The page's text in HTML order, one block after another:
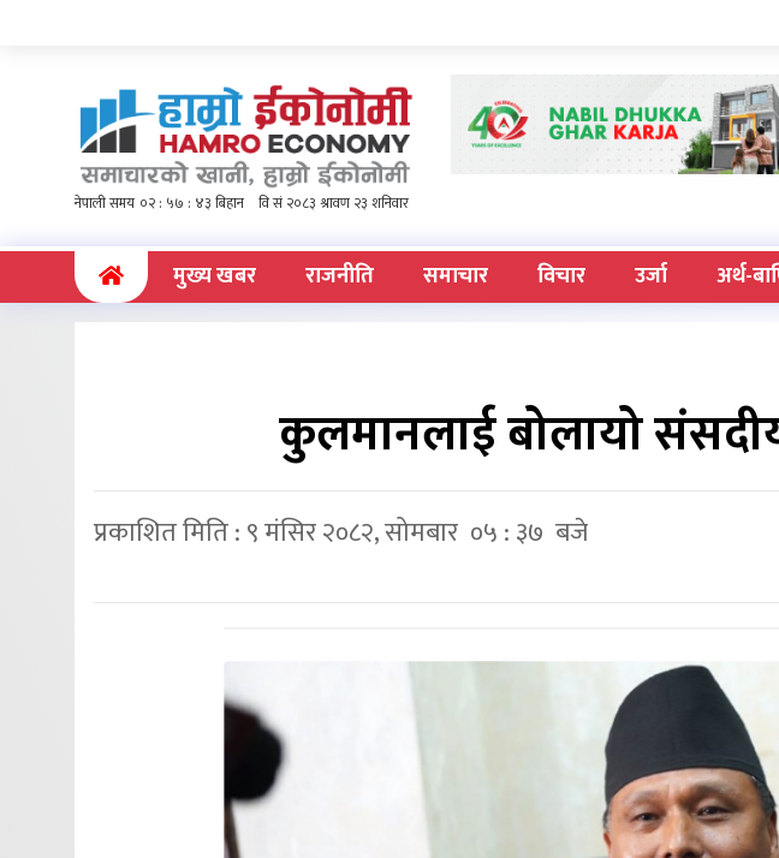
(current)मुख्य खबर राजनीति समाचार विचार उर्जा अर्थ-
कुलमानलाई बोलायो
प्रकाशित मिति : ९ मंसिर २०८२, सोमबार ०५ : ३७ बजे